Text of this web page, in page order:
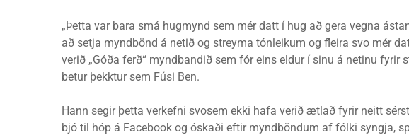
„Þetta var bara smá hugmynd sem mér datt í hug að gera vegna
að setja myndbönd á netið og streyma tónleikum og fleira svo mér
verið „Góða ferð“ myndbandið sem fór eins eldur í sinu á netinu fyrir
betur þekktur sem Fúsi Ben.
Hann segir þetta verkefni svosem ekki hafa verið ætlað fyrir neitt
bjó til hóp á Facebook og óskaði eftir myndböndum af fólki syngja,